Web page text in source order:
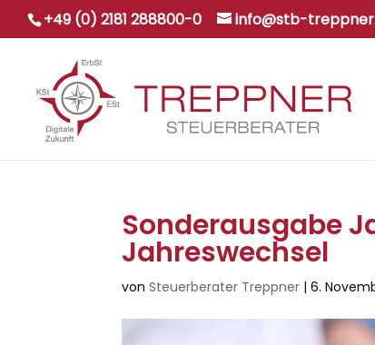
+49 (0) 2181 288800-0 info@stb-
Sonderausgabe
Jahreswechsel
vonSteuerberater Treppner |6.